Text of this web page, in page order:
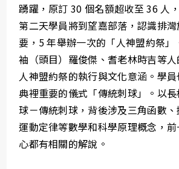
踴躍，原訂 30 個名額超收至 36 人
第二天學員將到望嘉部落，認識排
要，5 年舉辦一次的「人神盟約祭」
袖（頭目）羅俊傑、耆老林時吉等
人神盟約祭的執行與文化意涵。學
典裡重要的儀式「傳統刺球」。以
球－傳統刺球，背後涉及三角函數
運動定律等數學和科學原理概念，
心都有相關的解說。